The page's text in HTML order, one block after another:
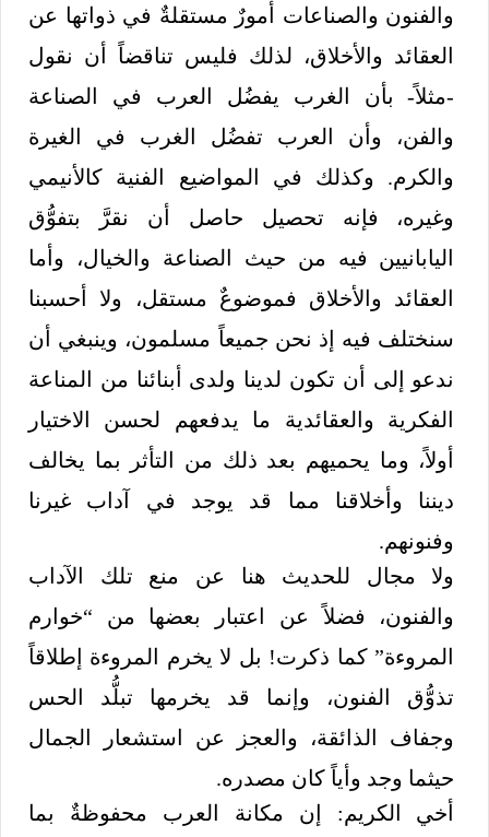
والفنون والصناعات أمورٌ مستقلةٌ في ذواتها عن
العقائد والأخلاق، لذلك فليس تناقضاً أن نقول
-مثلاً- بأن الغرب يفضُل العرب في الصناعة
والفن، وأن العرب تفضُل الغرب في الغيرة
والكرم. وكذلك في المواضيع الفنية كالأنيمي
وغيره، فإنه تحصيل حاصل أن نقرَّ بتفوُّق
اليابانيين فيه من حيث الصناعة والخيال، وأما
العقائد والأخلاق فموضوعٌ مستقل، ولا أحسبنا
سنختلف فيه إذ نحن جميعاً مسلمون، وينبغي أن
ندعو إلى أن تكون لدينا ولدى أبنائنا من المناعة
الفكرية والعقائدية ما يدفعهم لحسن الاختيار
أولاً، وما يحميهم بعد ذلك من التأثر بما يخالف
ديننا وأخلاقنا مما قد يوجد في آداب غيرنا
وفنونهم.
ولا مجال للحديث هنا عن منع تلك الآداب
والفنون، فضلاً عن اعتبار بعضها من “خوارم
المروءة” كما ذكرت! بل لا يخرم المروءة إطلاقاً
تذوُّق الفنون، وإنما قد يخرمها تبلُّد الحس
وجفاف الذائقة، والعجز عن استشعار الجمال
حيثما وجد وأياً كان مصدره.
أخي الكريم: إن مكانة العرب محفوظةٌ بما